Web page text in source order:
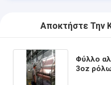
Αποκτήστε Την
Φύλλο
3oz